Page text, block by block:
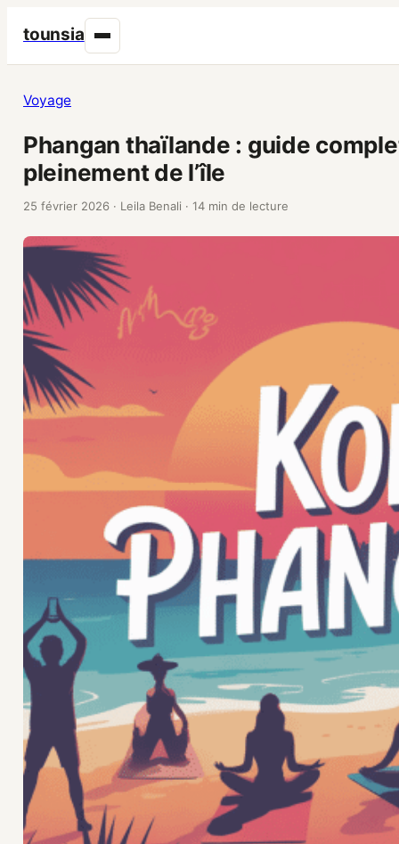
tounsia
Voyage
Phangan thaïlande : guide
pleinement de l’île
25 février 2026 · Leila Benali · 14 min de lecture